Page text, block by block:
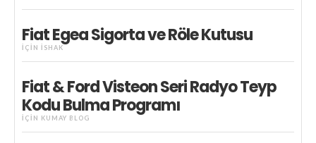
Fiat Egea Sigorta ve Röle Kutusu
IÇIN İSHAK
Fiat & Ford Visteon Seri Radyo Teyp
Kodu Bulma Programı
IÇIN KUMAY BLOG